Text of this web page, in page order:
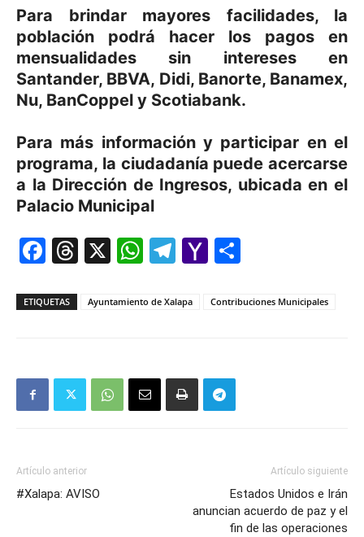
Para brindar mayores facilidades, la
población podrá hacer los pagos en
mensualidades sin intereses en
Santander, BBVA, Didi, Banorte, Banamex,
Nu, BanCoppel y Scotiabank.
Para más información y participar en el
programa, la ciudadanía puede acercarse
a la Dirección de Ingresos, ubicada en el
Palacio Municipal
Facebook
Threads
X WhatsApp
Telegram
Yahoo
ETIQUETAS Ayuntamiento de Xalapa Contribuciones Municipales
Artículo anterior
#Xalapa: AVISO
Artículo siguiente
Estados Unidos e Irán
anuncian acuerdo de paz y el
fin de las operaciones